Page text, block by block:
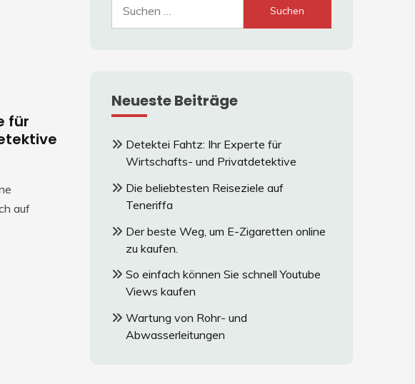
für
auf
nach:
Neueste Beiträge
Detektei Fahtz: Ihr Experte für
Wirtschafts- und Privatdetektive
Die beliebtesten Reiseziele auf
Teneriffa
Der beste Weg, um E-Zigaretten online
zu kaufen.
So einfach können Sie schnell Youtube
Views kaufen
Wartung von Rohr- und
Abwasserleitungen